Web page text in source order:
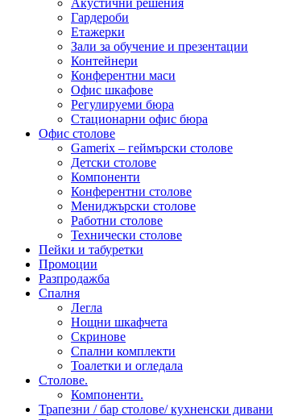
Акустични решения
Гардероби
Етажерки
Зали за обучение и презентации
Контейнери
Конферентни маси
Офис шкафове
Регулируеми бюра
Стационарни офис бюра
Офис столове
Gamerix – геймърски столове
Детски столове
Компоненти
Конферентни столове
Мениджърски столове
Работни столове
Технически столове
Пейки и табуретки
Промоции
Разпродажба
Спалня
Легла
Нощни шкафчета
Скринове
Спални комплекти
Тоалетки и огледала
Столове.
Компоненти.
Трапезни / бар столове/ кухненски дивани